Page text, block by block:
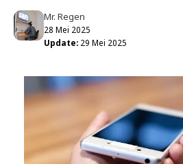
PENDIDIKAN
Mr. Regen
28 Mei 2025
Update: 29 Mei 2025